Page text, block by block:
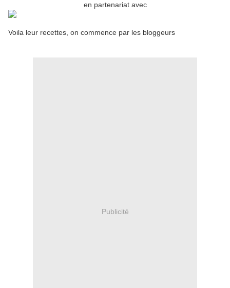
en partenariat avec
Voila leur recettes, on commence par les bloggeurs
Publicité